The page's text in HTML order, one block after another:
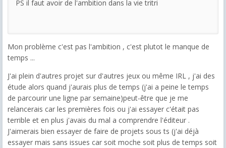
PS il faut avoir de l'ambition dans la vie tritri
Mon problème c'est pas l'ambition , c'est plutot le manque de
temps ...
J'ai plein d'autres projet sur d'autres jeux ou même IRL , j'ai des
étude alors quand j'aurais plus de temps (j'ai a peine le temps
de parcourir une ligne par semaine)peut-être que je me
relancerais car les premières fois ou j'ai essayer c'était pas
terrible et en plus j'avais du mal a comprendre l'éditeur .
J'aimerais bien essayer de faire de projets sous ts (j'ai déjà
essayer mais sans issues car soit moche soit plus de temps soit